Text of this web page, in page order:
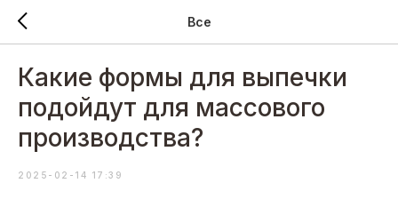
Все
Какие формы для выпечки
подойдут для массового
производства?
2025-02-14 17:39